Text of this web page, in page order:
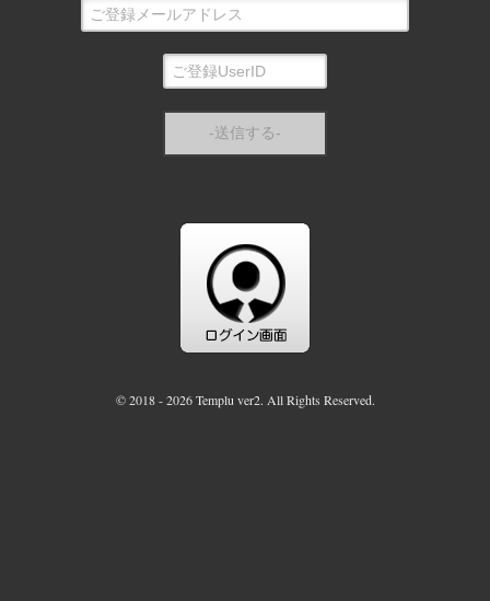
© 2018 - 2026 Templu ver2. All Rights Reserved.